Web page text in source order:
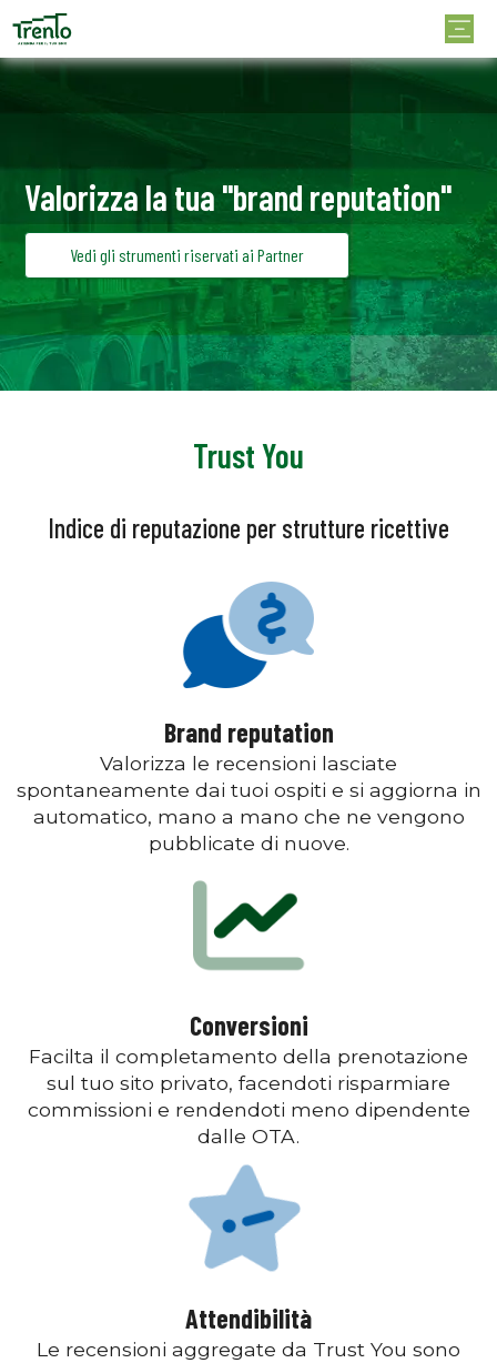
Valorizza la tua "brand reputation"
Vedi gli strumenti riservati ai Partner
Trust You
Indice di reputazione per strutture ricettive
Brand reputation
Valorizza le recensioni lasciate
spontaneamente dai tuoi ospiti e si aggiorna in
automatico, mano a mano che ne vengono
pubblicate di nuove.
Conversioni
Facilta il completamento della prenotazione
sul tuo sito privato, facendoti risparmiare
commissioni e rendendoti meno dipendente
dalle OTA.
Attendibilità
Le recensioni aggregate da Trust You sono